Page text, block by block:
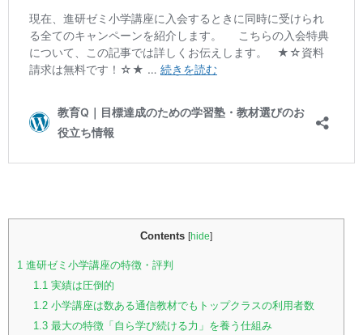
Contents [hide]
1 進研ゼミ小学講座の特徴・評判
1.1実績は圧倒的
1.2小学講座は数ある通信教材でもトップクラスの利用者数
1.3最大の特徴「自ら学び続ける力」を養う仕組み